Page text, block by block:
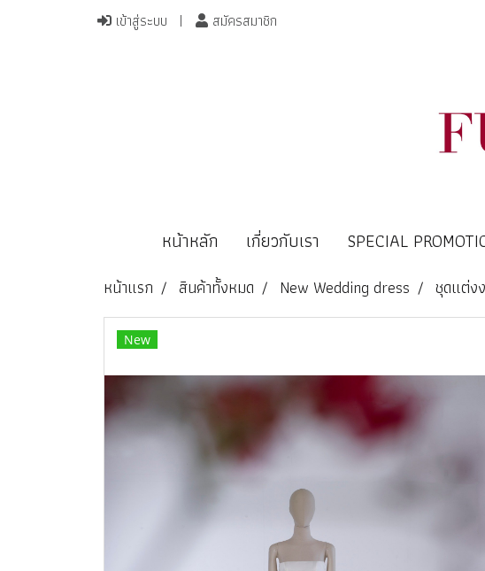
เข้าสู่ระบบ สมัครสมาชิก
หน้าหลัก เกี่ยวกับเรา SPECIAL
หน้าแรก สินค้าทั้งหมด New Wedding dress ชุดแต่ง
New